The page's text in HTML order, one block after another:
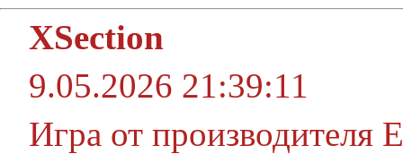
XSection
9.05.2026 21:39:11
Игра от производителя